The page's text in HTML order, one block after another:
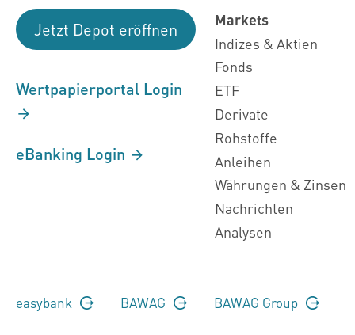
Jetzt Depot eröffnen
Wertpapierportal Login
eBanking Login
Markets
Indizes & Aktien
Fonds
ETF
Derivate
Rohstoffe
Anleihen
Währungen & Zinsen
Nachrichten
Analysen
easybank BAWAG BAWAG Group